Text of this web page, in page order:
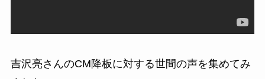
吉沢亮さんのCM降板に対する世間の声を集めてみ